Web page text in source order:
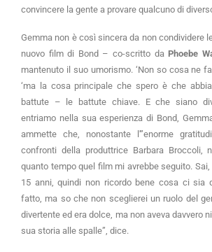
convincere la gente a provare qualcuno di
Gemma non è così sincera da non condividere
nuovo film di Bond – co-scritto da Phoebe
mantenuto il suo umorismo. ‘Non so cosa ne
‘ma la cosa principale che spero è che
battute – le battute chiave. E che siano
entriamo nella sua esperienza di Bond,
ammette che, nonostante l'”enorme
confronti della produttrice Barbara Broccoli,
quanto tempo quel film mi avrebbe seguito.
15 anni, quindi non ricordo bene cosa ci sia
fatto, ma so che non sceglierei un ruolo del
divertente ed era dolce, ma non aveva davvero
sua storia alle spalle”, dice.